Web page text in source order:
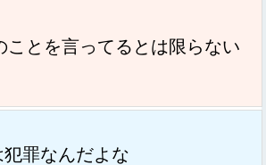
ことを言ってるとは限らない
罪なんだよな